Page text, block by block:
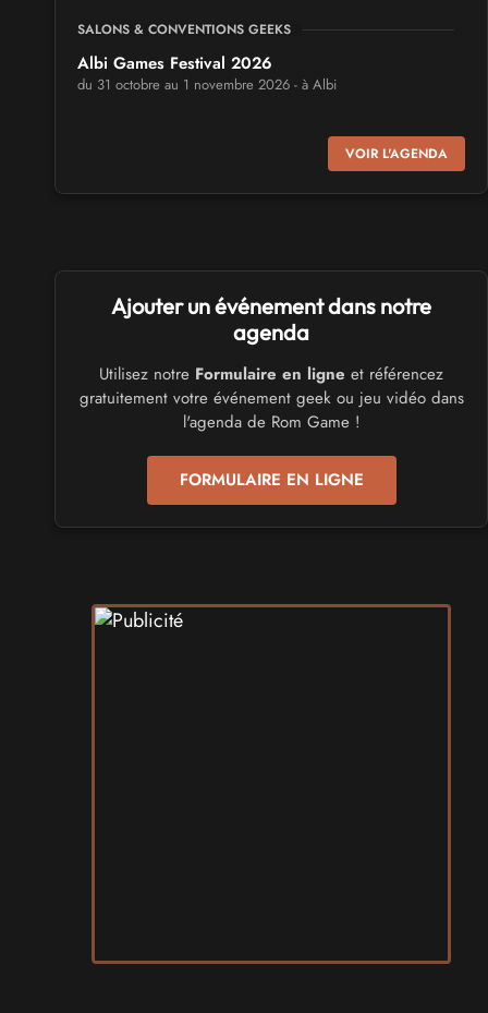
SALONS & CONVENTIONS GEEKS
Albi Games Festival 2026
du 31 octobre au 1 novembre 2026 - à Albi
Virtual Calais - salon du jeu vidéo et des loisirs
numériques 2026
SALONS & CONVENTIONS GEEKS
Trolls et Légendes 2027
du 26 au 28 mars 2027 - à Mons
CULTURE JAPONAISE ET OTAKU
Mang'Azur 2027
les 24 et 25 avril 2027 - à Toulon
SALONS & CONVENTIONS GEEKS
Play Azur Festival 2027
SALONS & CONVENTIONS GEEKS
Art To Play 2026
Arcadia GeekFest 2026
VOIR L'AGENDA
Ajouter un événement dans notre
agenda
Utilisez notre Formulaire en ligne et référencez
gratuitement votre événement geek ou jeu vidéo dans
l'agenda de Rom Game !
FORMULAIRE EN LIGNE